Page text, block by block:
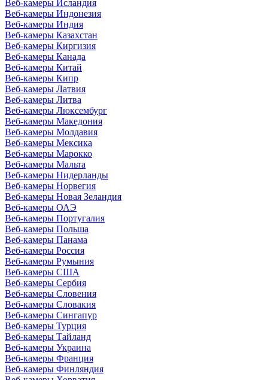
Веб-камеры Исландия
Веб-камеры Индонезия
Веб-камеры Индия
Веб-камеры Казахстан
Веб-камеры Киргизия
Веб-камеры Канада
Веб-камеры Китай
Веб-камеры Кипр
Веб-камеры Латвия
Веб-камеры Литва
Веб-камеры Люксембург
Веб-камеры Македония
Веб-камеры Молдавия
Веб-камеры Мексика
Веб-камеры Марокко
Веб-камеры Мальта
Веб-камеры Нидерланды
Веб-камеры Норвегия
Веб-камеры Новая Зеландия
Веб-камеры ОАЭ
Веб-камеры Португалия
Веб-камеры Польша
Веб-камеры Панама
Веб-камеры Россия
Веб-камеры Румыния
Веб-камеры США
Веб-камеры Сербия
Веб-камеры Словения
Веб-камеры Словакия
Веб-камеры Сингапур
Веб-камеры Турция
Веб-камеры Тайланд
Веб-камеры Украина
Веб-камеры Франция
Веб-камеры Финляндия